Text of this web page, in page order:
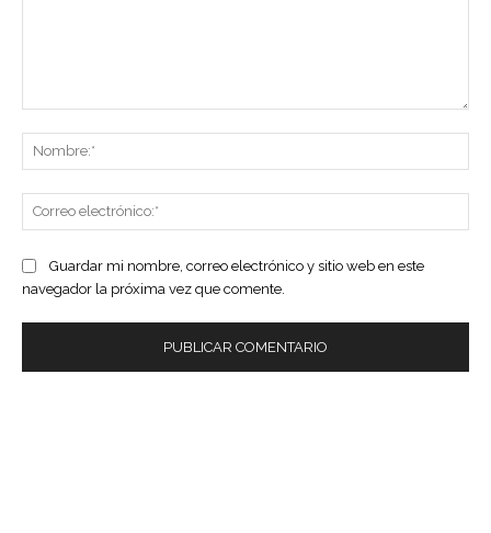
Guardar mi nombre, correo electrónico y sitio web en este
navegador la próxima vez que comente.